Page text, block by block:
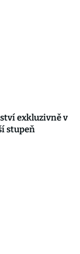
exkluzivně v
stupeň